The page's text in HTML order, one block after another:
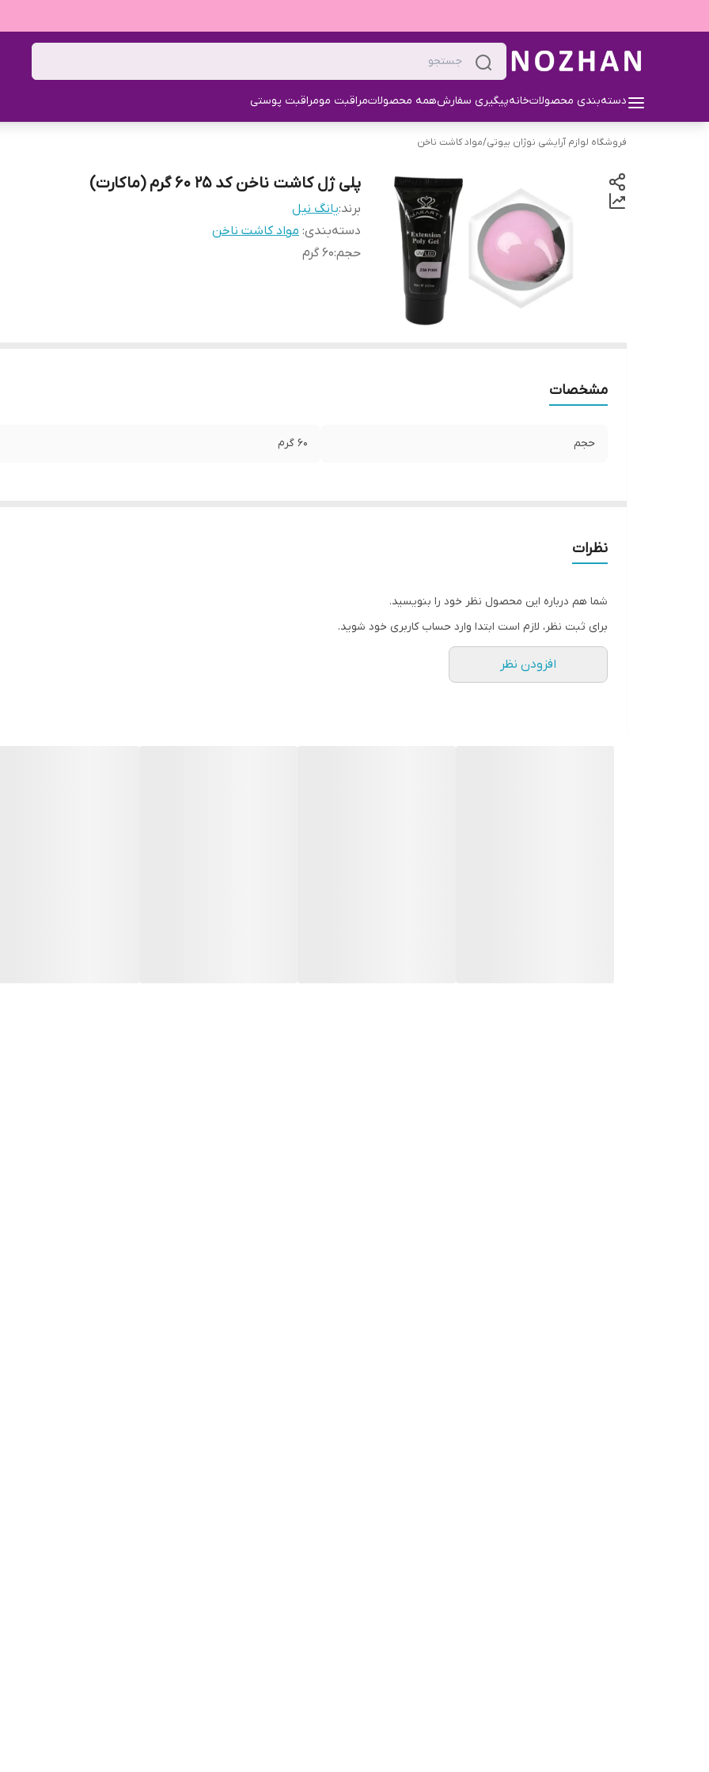
دسته‌بندی محصولاتخانهپیگیری سفارشهمه محصولاتمراقبت مومراقبت پوستی
فروشگاه لوازم آرایشی نوژان بیوتی/مواد کاشت ناخن
پلی ژل کاشت ناخن کد 25 60 گرم (ماکارت)
برند:یانگ نیل
دسته‌بندی: مواد کاشت ناخن
حجم:60 گرم
مشخصات
حجم 60 گرم
نظرات
شما هم درباره این محصول نظر خود را بنویسید.
برای ثبت نظر، لازم است ابتدا وارد حساب کاربری خود شوید.
افزودن نظر